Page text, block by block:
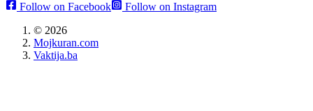
Follow on Facebook
Follow on Instagram
© 2026
Mojkuran.com
Vaktija.ba